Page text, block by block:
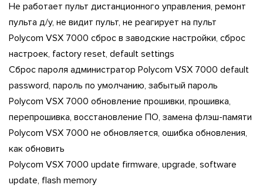
Не работает пульт дистанционного управления, ремонт
пульта д/у, не видит пульт, не реагирует на пульт
Polycom VSX 7000 сброс в заводские настройки, сброс
настроек, factory reset, default settings
Сброс пароля администратор Polycom VSX 7000 default
password, пароль по умолчанию, забытый пароль
Polycom VSX 7000 обновление прошивки, прошивка,
перепрошивка, восстановление ПО, замена флэш-памяти
Polycom VSX 7000 не обновляется, ошибка обновления,
как обновить
Polycom VSX 7000 update firmware, upgrade, software
update, flash memory